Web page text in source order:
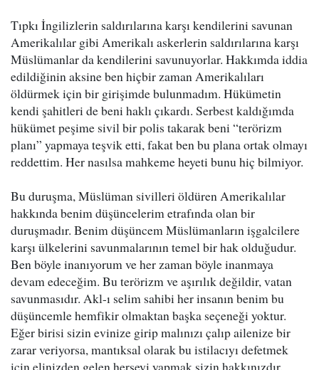
Tıpkı İngilizlerin saldırılarına karşı kendilerini savunan
Amerikalılar gibi Amerikalı askerlerin saldırılarına karşı
Müslümanlar da kendilerini savunuyorlar. Hakkımda iddia
edildiğinin aksine ben hiçbir zaman Amerikalıları
öldürmek için bir girişimde bulunmadım. Hükümetin
kendi şahitleri de beni haklı çıkardı. Serbest kaldığımda
hükümet peşime sivil bir polis takarak beni “terörizm
planı” yapmaya teşvik etti, fakat ben bu plana ortak olmayı
reddettim. Her nasılsa mahkeme heyeti bunu hiç bilmiyor.
Bu duruşma, Müslüman sivilleri öldüren Amerikalılar
hakkında benim düşüncelerim etrafında olan bir
duruşmadır. Benim düşüncem Müslümanların işgalcilere
karşı ülkelerini savunmalarının temel bir hak olduğudur.
Ben böyle inanıyorum ve her zaman böyle inanmaya
devam edeceğim. Bu terörizm ve aşırılık değildir, vatan
savunmasıdır. Akl-ı selim sahibi her insanın benim bu
düşüncemle hemfikir olmaktan başka seçeneği yoktur.
Eğer birisi sizin evinize girip malınızı çalıp ailenize bir
zarar veriyorsa, mantıksal olarak bu istilacıyı defetmek
için elinizden gelen herşeyi yapmak sizin hakkınızdır.